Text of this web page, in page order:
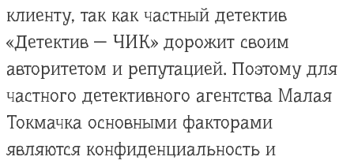
клиенту, так как частный детектив
«Детектив — ЧИК» дорожит своим
авторитетом и репутацией. Поэтому для
частного детективного агентства Малая
Токмачка основными факторами
являются конфиденциальность и